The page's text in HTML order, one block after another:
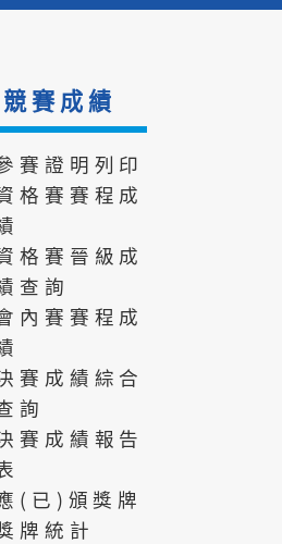
競賽成績
賽證明列印
格賽賽程成
格賽晉級成
查詢
內賽賽程成
賽成績綜合
詢
賽成績報告
(已)頒獎牌
牌統計